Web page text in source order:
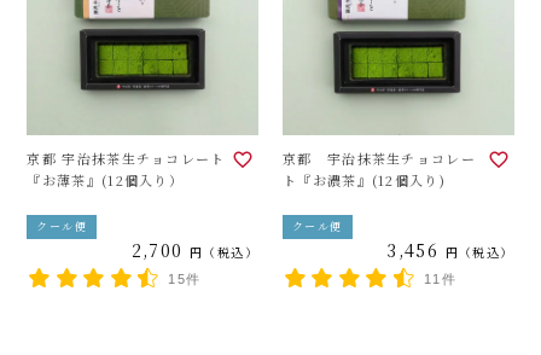
京都 宇治抹茶生チョコレート
『お薄茶』(12個入り）
クール便
2,700 税込
15件
京都 宇治抹茶生チョコレー
ト『お濃茶』(12個入り)
クール便
3,456 税込
11件